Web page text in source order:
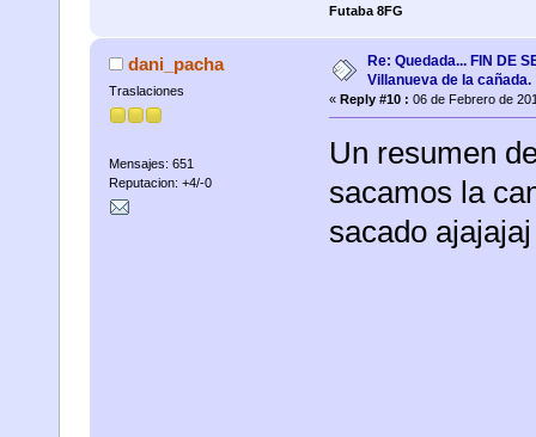
Futaba 8FG
dani_pacha
Traslaciones
Mensajes: 651
Reputacion: +4/-0
Re: Quedada... FIN DE
Villanueva de la cañada.
« Reply #10 : 06 de Febrero de
Un resumen
sacamos la
sacado ajajajaj